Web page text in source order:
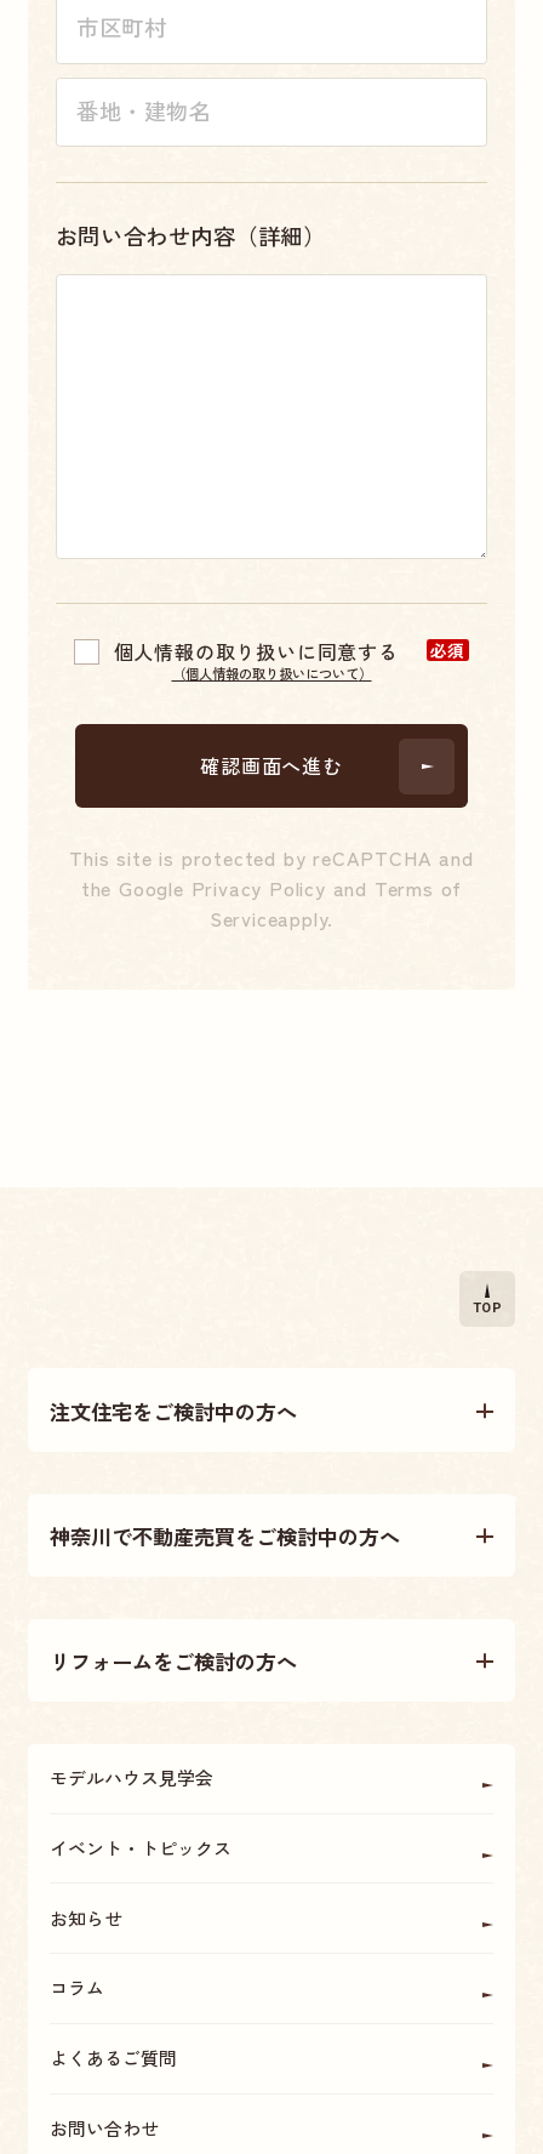
お問い合わせ内容（詳細）
個人情報の取り扱いに同意する 必須
（個人情報の取り扱いについて）
This site is protected by reCAPTCHA and
the Google Privacy Policy and Terms of
Serviceapply.
注文住宅をご検討中の方へ
施工事例
神奈川で不動産売買をご検討中の方へ
不動産情報
リフォームをご検討の方へ
モデルハウス見学会
イベント・トピックス
お知らせ
コラム
よくあるご質問
お問い合わせ
TOP